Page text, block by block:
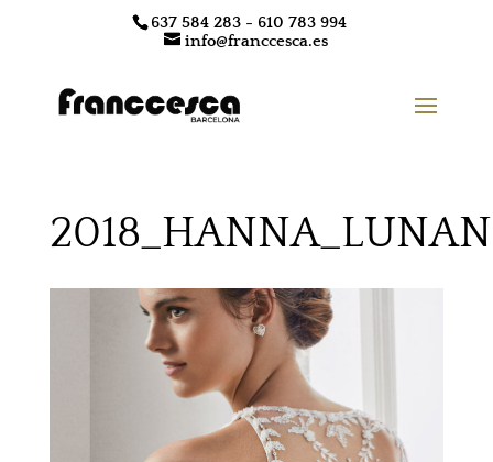
637 584 283 - 610 783 994
info@franccesca.es